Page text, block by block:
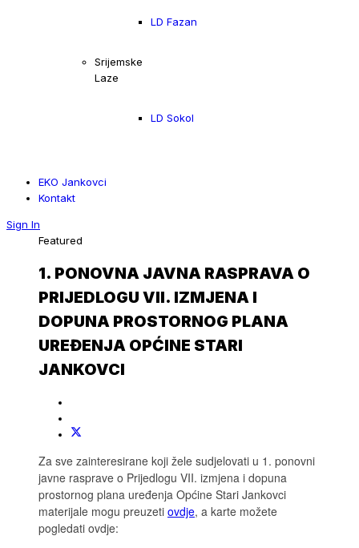
LD Fazan
Srijemske
Laze
LD Sokol
EKO Jankovci
Kontakt
Sign In
Featured
1. PONOVNA JAVNA RASPRAVA O
PRIJEDLOGU VII. IZMJENA I
DOPUNA PROSTORNOG PLANA
UREĐENJA OPĆINE STARI
JANKOVCI
Za sve zainteresirane koji žele sudjelovati u 1. ponovni
javne rasprave o Prijedlogu VII. izmjena i dopuna
prostornog plana uređenja Općine Stari Jankovci
materijale mogu preuzeti ovdje, a karte možete
pogledati ovdje: